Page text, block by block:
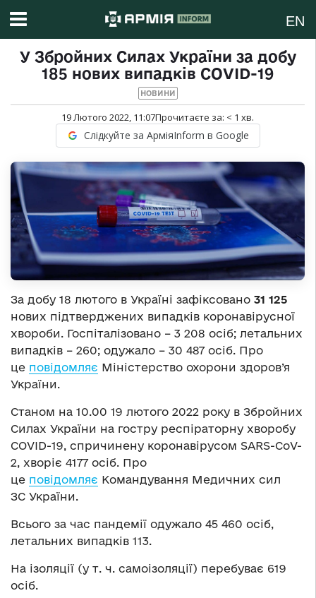
EN
У Збройних Силах України за добу
185 нових випадків COVID-19
НОВИНИ
19 Лютого 2022, 11:07Прочитаєте за: < 1 хв.
Слідкуйте за АрміяInform в Google
За добу 18 лютого в Україні зафіксовано 31 125
нових підтверджених випадків коронавірусної
хвороби. Госпіталізовано – 3 208 осіб; летальних
випадків – 260; одужало – 30 487 осіб. Про
це повідомляє Міністерство охорони здоров’я
України.
Станом на 10.00 19 лютого 2022 року в Збройних
Силах України на гостру респіраторну хворобу
COVID-19, спричинену коронавірусом SARS-CoV-
2, хворіє 4177 осіб. Про
це повідомляє Командування Медичних сил
ЗС України.
Всього за час пандемії одужало 45 460 осіб,
летальних випадків 113.
На ізоляції (у т. ч. самоізоляції) перебуває 619
осіб.